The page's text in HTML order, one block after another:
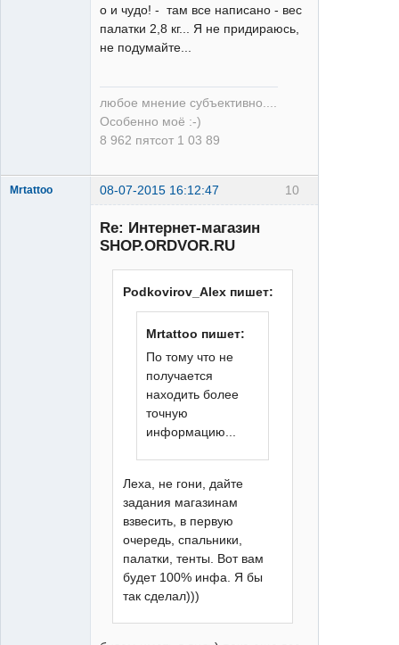
о и чудо! - там все написано - вес
палатки 2,8 кг... Я не придираюсь,
не подумайте...
любое мнение субъективно....
Особенно моё :-)
8 962 пятсот 1 03 89
10
Mrtattoo 08-07-2015 16:12:47
Re: Интернет-магазин
SHOP.ORDVOR.RU
Podkovirov_Alex пишет:
Mrtattoo пишет:
По тому что не
получается
находить более
точную
информацию...
Леха, не гони, дайте
задания магазинам
взвесить, в первую
очередь, спальники,
палатки, тенты. Вот вам
будет 100% инфа. Я бы
так сделал)))